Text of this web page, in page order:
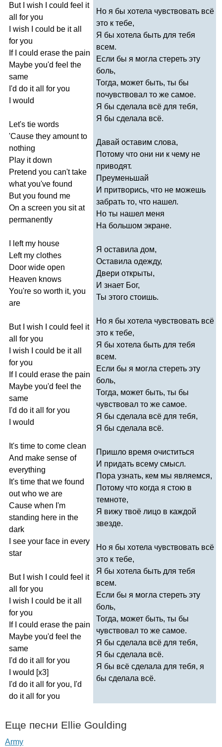
But wish could feel it
all
for you
wish could be it all
for you
If
could erase the pain
Maybe you'd feel the
same
I'd do it all for you
would
Let's tie words
'Cause they amount to
nothing
Play it down
Pretend you can't take
what you've found
But you found me
On a screen you sit at
permanently
left my house
Left my clothes
Door wide open
Heaven knows
You're so worth it, you
are
But wish could feel it
all
for you
wish could be it all
for you
If
could erase the pain
Maybe you'd feel the
same
I'd do it all for you
would
It's time to come clean
And make sense of
everything
It's time that we found
out who we are
Cause when I'm
standing here in the
dark
see your face in every
star
But wish could feel it
all
for you
wish could be it all
for you
If
could erase the pain
Maybe you'd feel the
same
I'd do it all for you
would [x3]
I'd do it all for you, I'd
do it all for you
Но я бы хотела чувствовать всё
это к тебе,
Я бы хотела быть для тебя
всем.
Если бы я могла стереть эту
боль,
Тогда, может быть, ты бы
почувствовал то же самое.
Я бы сделала всё для тебя,
Я бы сделала всё.
Давай оставим слова,
Потому что они ни к чему не
приводят.
Преуменьшай
И притворись, что не можешь
забрать то, что нашел.
Но ты нашел меня
На большом экране.
Я оставила дом,
Оставила одежду,
Двери открыты,
И знает Бог,
Ты этого стоишь.
Но я бы хотела чувствовать всё
это к тебе,
Я бы хотела быть для тебя
всем.
Если бы я могла стереть эту
боль,
Тогда, может быть, ты бы
чувствовал то же самое.
Я бы сделала всё для тебя,
Я бы сделала всё.
Пришло время очиститься
И придать всему смысл.
Пора узнать, кем мы являемся,
Потому что когда я стою в
темноте,
Я вижу твоё лицо в каждой
звезде.
Но я бы хотела чувствовать всё
это к тебе,
Я бы хотела быть для тебя
всем.
Если бы я могла стереть эту
боль,
Тогда, может быть, ты бы
чувствовал то же самое.
Я бы сделала всё для тебя,
Я бы сделала всё.
Я бы всё сделала для тебя, я
бы сделала всё.
Еще песни Ellie Goulding
Army